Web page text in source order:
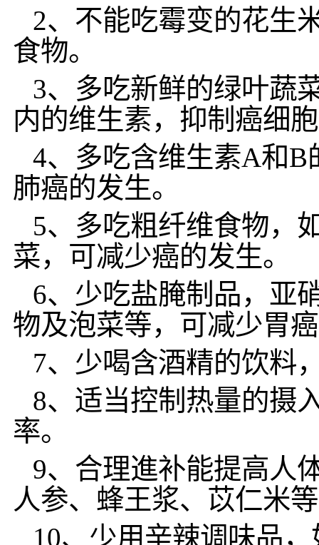
2、不能吃霉变的花生
食物。
3、多吃新鲜的绿叶蔬
内的维生素，抑制癌细
4、多吃含维生素A和
肺癌的发生。
5、多吃粗纤维食物，
菜，可减少癌的发生。
6、少吃盐腌制品，亚
物及泡菜等，可减少胃
7、少喝含酒精的饮料
8、适当控制热量的摄
率。
9、合理進补能提高人
人参、蜂王浆、苡仁米
10、少用辛辣调味品